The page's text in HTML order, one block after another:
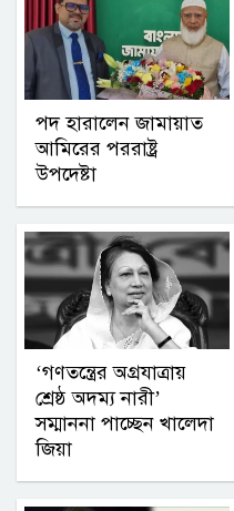
পদ হারালেন জামায়াত
আমিরের পররাষ্ট্র
উপদেষ্টা
‘গণতন্ত্রের অগ্রযাত্রায়
শ্রেষ্ঠ অদম্য নারী’
সম্মাননা পাচ্ছেন খালেদা
জিয়া